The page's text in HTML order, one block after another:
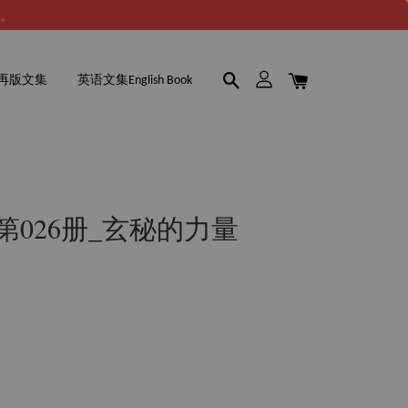
版文集 英语文集English Book
026册_玄秘的力量